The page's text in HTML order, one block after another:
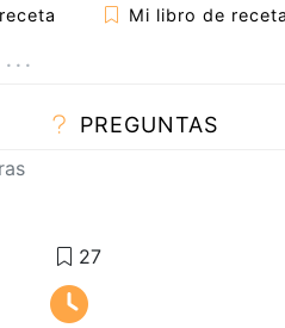
Mi libro de
PREGUNTAS